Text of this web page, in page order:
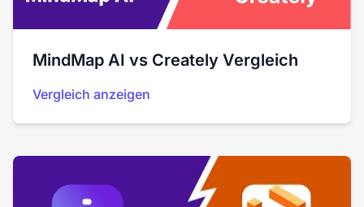
MindMap AI vs Creately Vergleich
Vergleich anzeigen